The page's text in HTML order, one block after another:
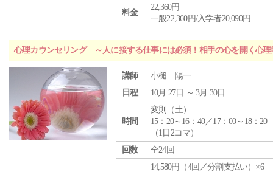
料金
22,360円
一般22,360円/入学者20,090円
心理カウンセリング ～人に接する仕事には必須！相手の心を開く心理
講師
小槌 陽一
日程
10月 27日 ～ 3月 30日
時間
変則（土）
15：20～16：40／17：00～18：20
（1日2コマ）
回数
全24回
14,580円（4回／分割支払い）×6